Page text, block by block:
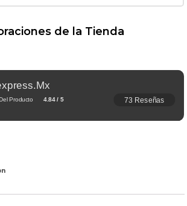
de la Tienda
Producto 4.84 / 5 73 Reseñas